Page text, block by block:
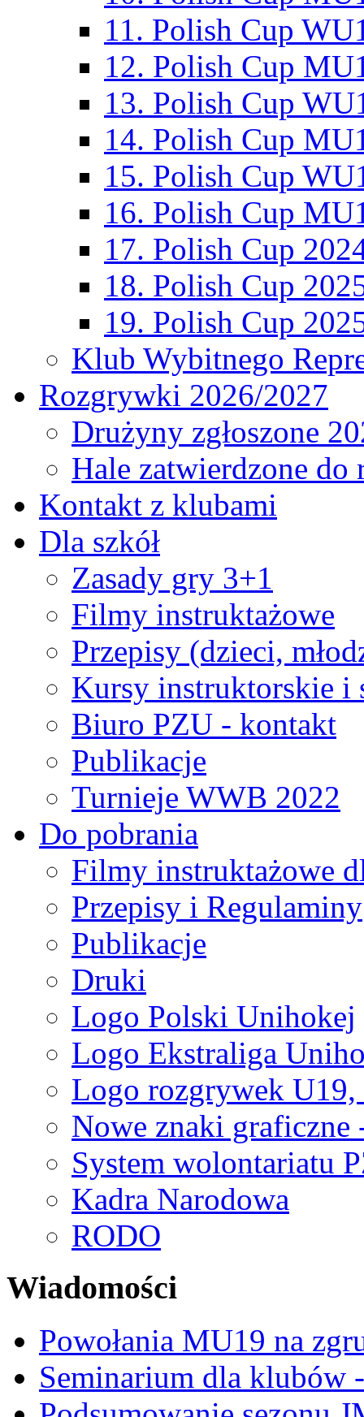
11. Polish Cup
12. Polish Cup
13. Polish Cup
14. Polish Cup
15. Polish Cup
16. Polish Cup
17. Polish Cup
18. Polish Cup
19. Polish Cup
Klub Wybitnego
Rozgrywki 2026/2027
Drużyny zgłoszone
Hale zatwierdzone
Kontakt z klubami
Dla szkół
Zasady gry 3+1
Filmy instruktażowe
Przepisy (dzieci,
Kursy instruktorskie i
Biuro PZU - kontakt
Publikacje
Turnieje WWB 2022
Do pobrania
Filmy instruktażowe
Przepisy i Regulaminy
Publikacje
Druki
Logo Polski Unihokej
Logo Ekstraliga
Logo rozgrywek
Nowe znaki graficzne
System wolontariatu
Kadra Narodowa
RODO
Wiadomości
Powołania MU19 na
Seminarium dla klubów